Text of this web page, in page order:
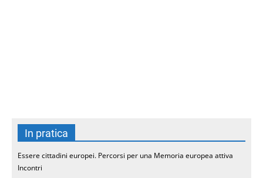
In pratica
Essere cittadini europei. Percorsi per una Memoria europea attiva
Incontri